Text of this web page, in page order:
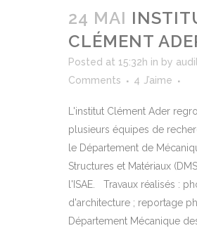
24 MAI
CLÉMENT
Posted at 15:32h in by
Comments
4 J’aime
L'institut Clément Ader
plusieurs équipes de
le Département de
Structures et Matériaux
l'ISAE. Travaux réalisés :
d'architecture ; reportage
Département Mécanique